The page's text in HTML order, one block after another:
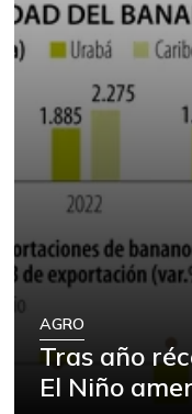
AGRO
Tras año
El Niño